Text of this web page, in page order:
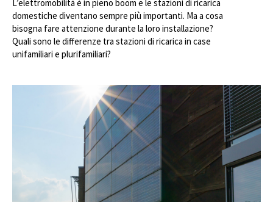
L’elettromobilità è in pieno boom e le stazioni di ricarica
domestiche diventano sempre più importanti. Ma a cosa
bisogna fare attenzione durante la loro installazione?
Quali sono le differenze tra stazioni di ricarica in case
unifamiliari e plurifamiliari?